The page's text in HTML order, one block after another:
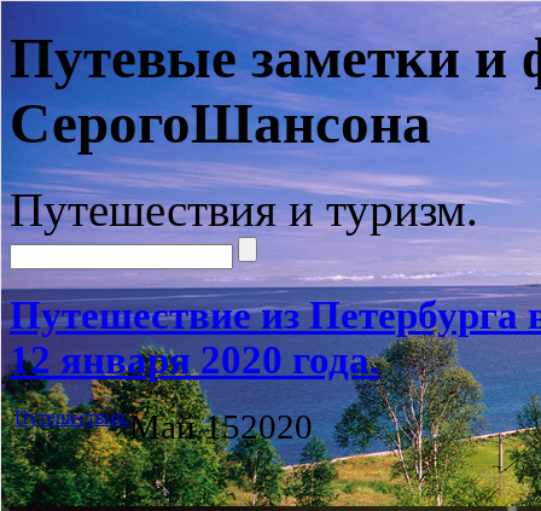
Путевые заметки и
СерогоШансона
Путешествия и туризм.
Путешествие из
12 января 2020 года.
Путешествия.Май 152020